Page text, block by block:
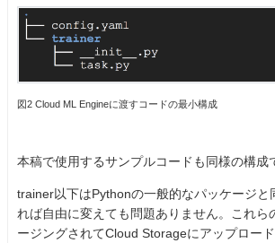
図2 Cloud ML Engineに渡すコードの最小構成
本稿で使用するサンプルコードも同様の構成
trainer以下はPythonの一般的なパッケージと
れば自由に変えても問題ありません。これら
ージングされてCloud Storageにアップロー